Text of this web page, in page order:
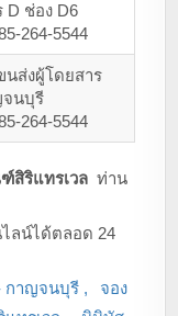
D ช่อง D6
264-5544
นส่งผู้โดยสาร
นบุรี
264-5544
สิริแทรเวลท่าน
ลน์ได้ตลอด 24
กาญจนบุรี
จอง